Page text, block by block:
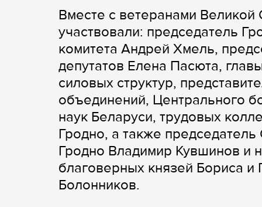
Вместе с ветеранами
участвовали: председатель
комитета Андрей Хмель,
депутатов Елена Пасюта,
силовых структур,
объединений, Центрального
наук Беларуси, трудовых
Гродно, а также
Гродно Владимир Кувшинов и
благоверных князей Бориса и
Болонников.